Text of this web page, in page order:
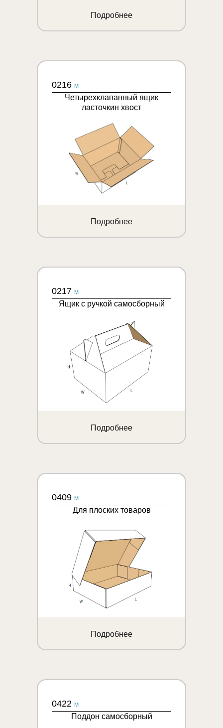
Подробнее
0216 M
Четырехклапанный ящик
ласточкин хвост
Подробнее
0217 M
Ящик с ручкой самосборный
Подробнее
0409 M
Для плоских товаров
Подробнее
0422 M
Поддон самосборный